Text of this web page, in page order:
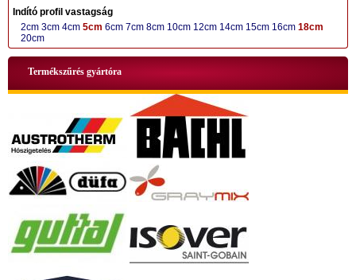
Indító profil vastagság
2cm 3cm 4cm 5cm 6cm 7cm 8cm 10cm 12cm 14cm 15cm 16cm 18cm
20cm
Termékszűrés gyártóra